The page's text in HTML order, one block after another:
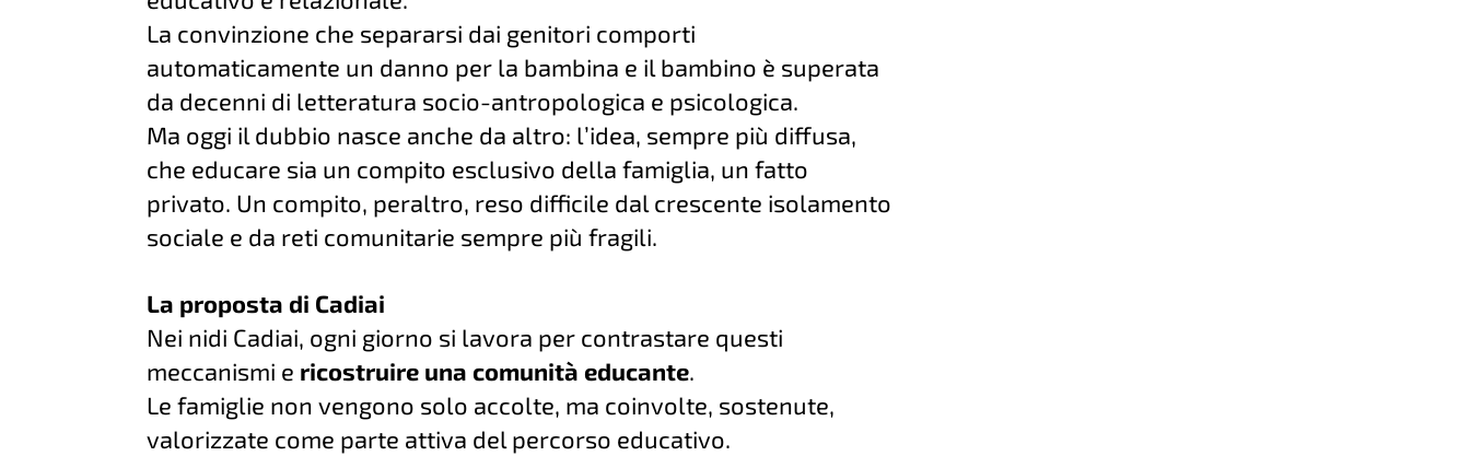
La convinzione che separarsi dai genitori comporti
automaticamente un danno per la bambina e il bambino è superata
da decenni di letteratura socio-antropologica e psicologica.
Ma oggi il dubbio nasce anche da altro: l’idea, sempre più diffusa,
che educare sia un compito esclusivo della famiglia, un fatto
privato. Un compito, peraltro, reso difficile dal crescente isolamento
sociale e da reti comunitarie sempre più fragili.
La proposta di Cadiai
Nei nidi Cadiai, ogni giorno si lavora per contrastare questi
meccanismi e ricostruire una comunità educante.
Le famiglie non vengono solo accolte, ma coinvolte, sostenute,
valorizzate come parte attiva del percorso educativo.